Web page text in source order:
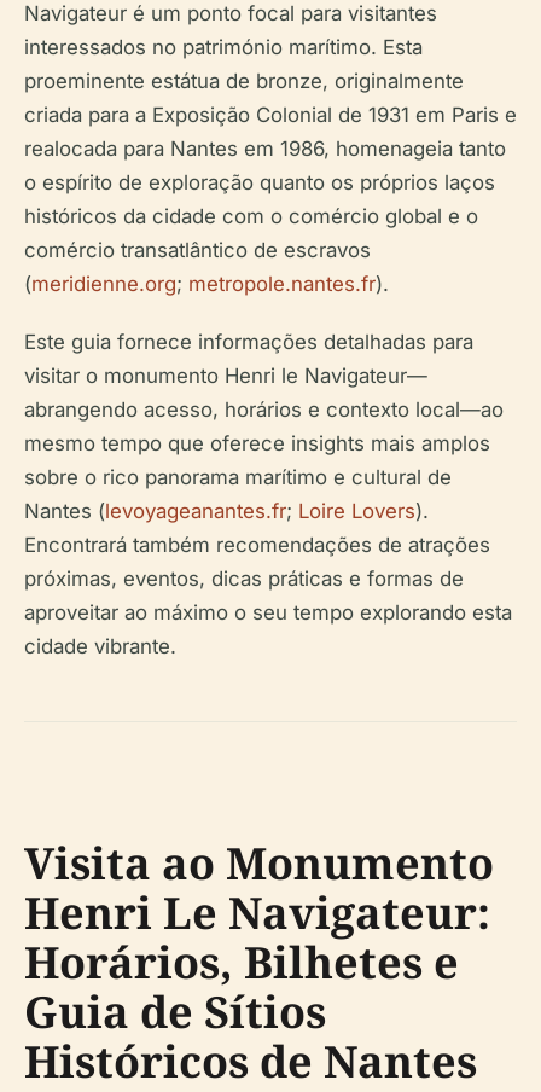
Navigateur é um ponto focal para visitantes
interessados no património marítimo. Esta
proeminente estátua de bronze, originalmente
criada para a Exposição Colonial de 1931 em Paris e
realocada para Nantes em 1986, homenageia tanto
o espírito de exploração quanto os próprios laços
históricos da cidade com o comércio global e o
comércio transatlântico de escravos
(meridienne.org; metropole.nantes.fr).
Este guia fornece informações detalhadas para
visitar o monumento Henri le Navigateur—
abrangendo acesso, horários e contexto local—ao
mesmo tempo que oferece insights mais amplos
sobre o rico panorama marítimo e cultural de
Nantes (levoyageanantes.fr; Loire Lovers).
Encontrará também recomendações de atrações
próximas, eventos, dicas práticas e formas de
aproveitar ao máximo o seu tempo explorando esta
cidade vibrante.
Visita ao Monumento
Henri Le Navigateur:
Horários, Bilhetes e
Guia de Sítios
Históricos de Nantes